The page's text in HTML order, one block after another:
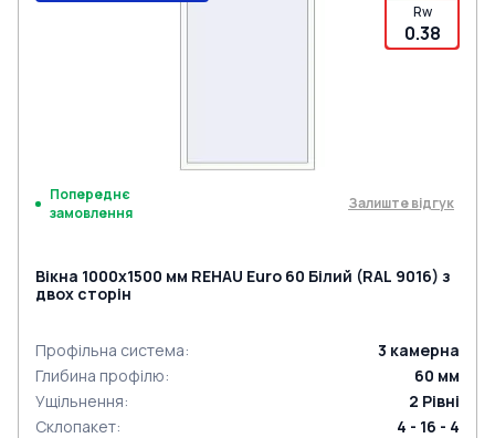
Rw
0.38
Попереднє
замовлення
Залиште відгук
Вікна 1000x1500 мм REHAU Euro 60 Білий (RAL 9016) з
двох сторін
Профільна система: 3 камерна
Глибина профілю: 60 мм
Ущільнення: 2 Рівні
Склопакет:
4 - 16 - 4